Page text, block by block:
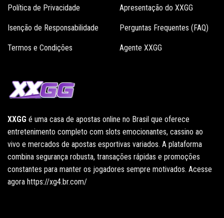
Política de Privacidade
Isenção de Responsabilidade
Termos e Condições
Apresentação do XXGG
Perguntas Frequentes (FAQ)
Agente XXGG
XXGG é uma casa de apostas online no Brasil que oferece
entretenimento completo com slots emocionantes, cassino ao
vivo e mercados de apostas esportivas variados. A plataforma
combina segurança robusta, transações rápidas e promoções
constantes para manter os jogadores sempre motivados. Acesse
agora https://xg4.br.com/